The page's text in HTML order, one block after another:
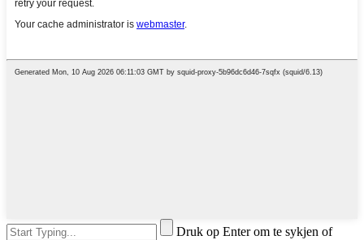
Druk op Enter om te sykjen of